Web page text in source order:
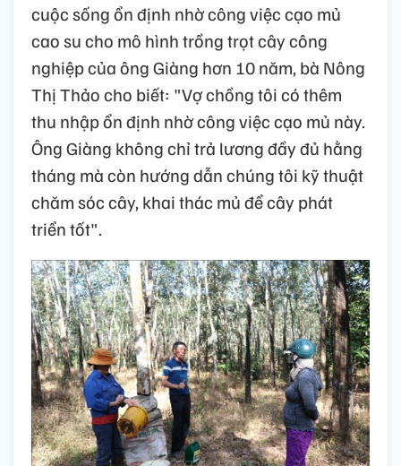
cuộc sống ổn định nhờ công việc cạo mủ
cao su cho mô hình trồng trọt cây công
nghiệp của ông Giàng hơn 10 năm, bà Nông
Thị Thảo cho biết: "Vợ chồng tôi có thêm
thu nhập ổn định nhờ công việc cạo mủ này.
Ông Giàng không chỉ trả lương đầy đủ hằng
tháng mà còn hướng dẫn chúng tôi kỹ thuật
chăm sóc cây, khai thác mủ để cây phát
triển tốt".